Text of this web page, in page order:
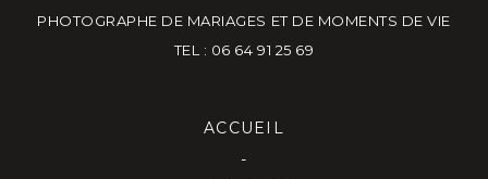
PHOTOGRAPHE DE MARIAGES ET DE MOMENTS DE VIE
TEL : 06 64 91 25 69
ACCUEIL
-